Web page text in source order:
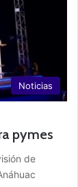
Noticias
pymes
de